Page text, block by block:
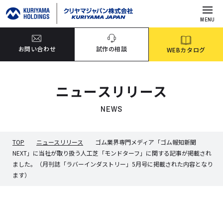
MENU
お問い合わせ 試作の相談 WEBカタログ
ニュースリリース
NEWS
TOP ニュースリリース
ゴム業界専門メディア「ゴム報知新聞
NEXT」に当社が取り扱う人工芝「モンドターフ」に関する記事が掲載され
ました。（月刊誌「ラバーインダストリー」5月号に掲載された内容となり
ます）